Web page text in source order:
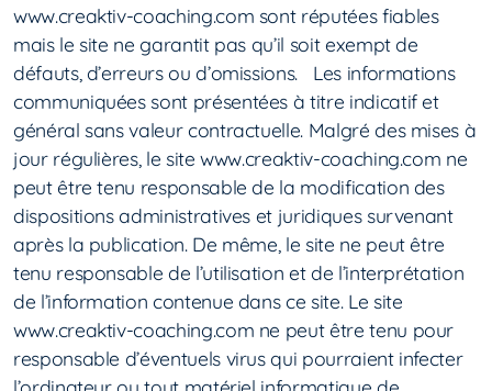
www.creaktiv-coaching.com sont réputées fiables
mais le site ne garantit pas qu’il soit exempt de
défauts, d’erreurs ou d’omissions. Les informations
communiquées sont présentées à titre indicatif et
général sans valeur contractuelle. Malgré des mises à
jour régulières, le site www.creaktiv-coaching.com ne
peut être tenu responsable de la modification des
dispositions administratives et juridiques survenant
après la publication. De même, le site ne peut être
tenu responsable de l’utilisation et de l’interprétation
de l’information contenue dans ce site. Le site
www.creaktiv-coaching.com ne peut être tenu pour
responsable d’éventuels virus qui pourraient infecter